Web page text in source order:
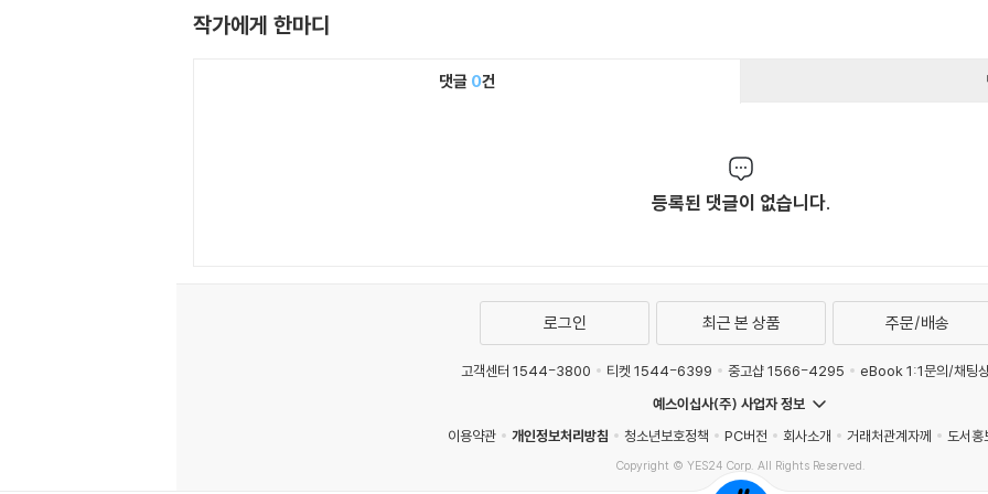
작가에게 한마디
댓글 0건
등록된 댓글이 없습니다.
로그인 최근 본 상품 주문/배송
고객센터 1544-3800 티켓 1544-6399 중고샵 1566-4295
eBook 1:1문의/채팅
예스이십사(주) 사업자 정보
이용약관
개인정보처리방침 청소년보호정책 PC버전 회사소개 거래처관계자께 도서홍
Copyright © YES24 Corp. All Rights Reserved.